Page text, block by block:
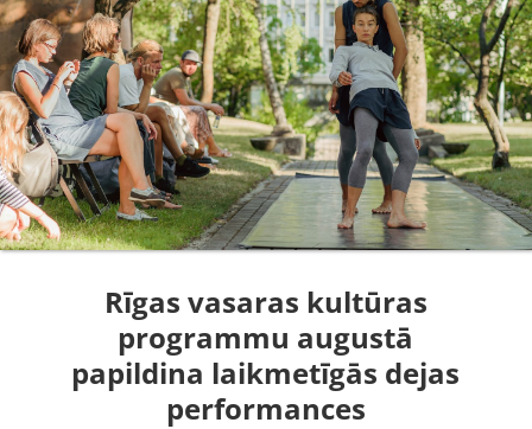
Rīgas vasaras kultūras
programmu augustā
papildina laikmetīgās dejas
performances